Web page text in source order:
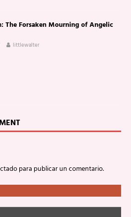
The Forsaken Mourning of Angelic
littlewalter
para publicar un comentario.